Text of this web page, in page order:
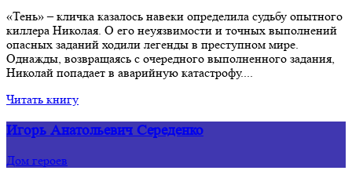
«Тень» – кличка казалось навеки определила судьбу опытного
киллера Николая. О его неуязвимости и точных выполнений
опасных заданий ходили легенды в преступном мире.
Однажды, возвращаясь с очередного выполненного задания,
Николай попадает в аварийную катастрофу....
Читать книгу
Игорь Анатольевич Середенко
Дом героев